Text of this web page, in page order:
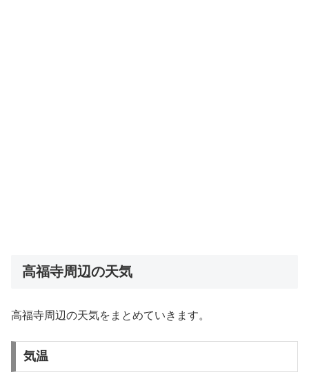
高福寺周辺の天気
高福寺周辺の天気をまとめていきます。
気温